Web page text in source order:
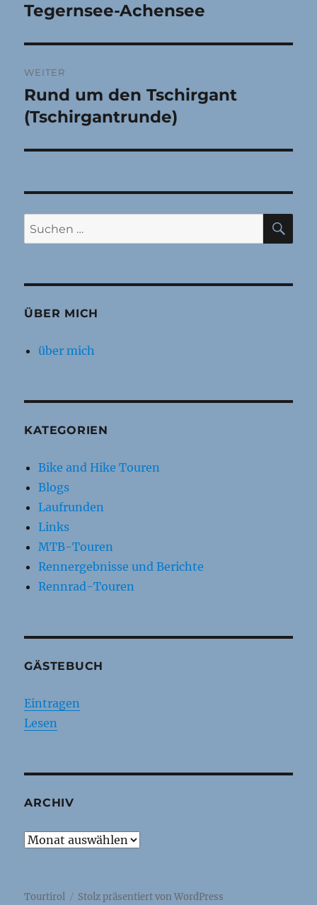
Beitrag:
Tegernsee-Achensee
WEITER
Nächster
Beitrag:
Rund um den Tschirgant
(Tschirgantrunde)
Suchen
nach:
ÜBER MICH
über mich
KATEGORIEN
Bike and Hike Touren
Blogs
Laufrunden
Links
MTB-Touren
Rennergebnisse und Berichte
Rennrad-Touren
GÄSTEBUCH
Eintragen
Lesen
ARCHIV
Archiv
Tourtirol Stolz präsentiert von WordPress